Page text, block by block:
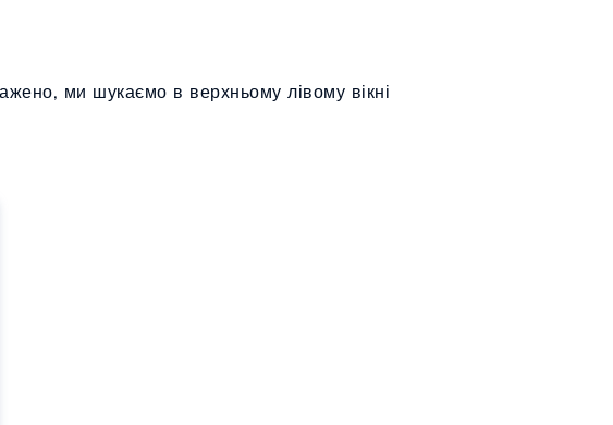
ми шукаємо в верхньому лівому вікні